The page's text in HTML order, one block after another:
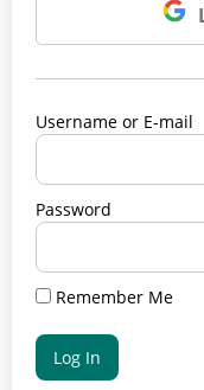
Username or E-mail
Password
Remember Me